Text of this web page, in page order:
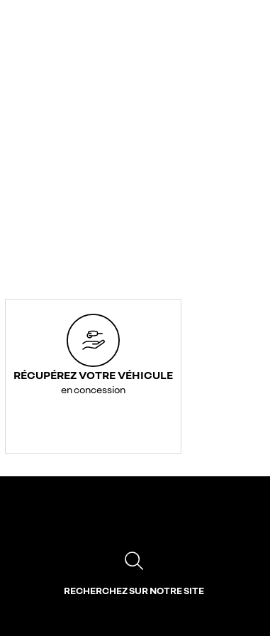
RÉCUPÉREZ VOTRE VÉHICULE
en concession
RECHERCHEZ SUR NOTRE SITE